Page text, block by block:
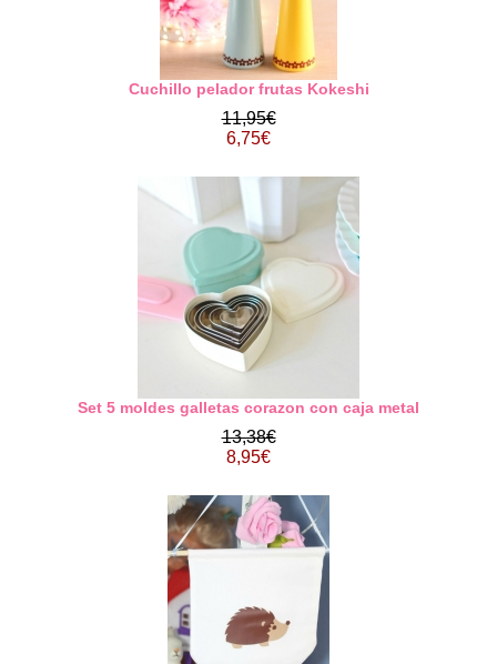
Cuchillo pelador frutas Kokeshi
11,95€
6,75€
Set 5 moldes galletas corazon con caja metal
13,38€
8,95€